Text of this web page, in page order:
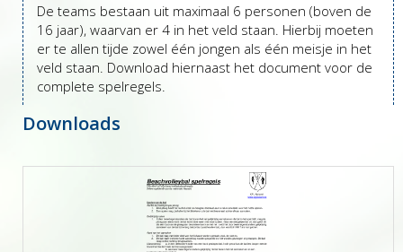
De teams bestaan uit maximaal 6 personen (boven de
16 jaar), waarvan er 4 in het veld staan. Hierbij moeten
er te allen tijde zowel één jongen als één meisje in het
veld staan. Download hiernaast het document voor de
complete spelregels.
Downloads